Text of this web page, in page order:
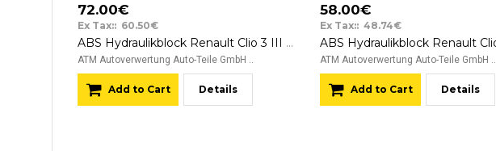
72.00€
Ex Tax:: 60.50€
ABS Hydraulikblock Renault Clio 3 III 0265800559 0265232077 8200747140
ATM Autoverwertung Auto-Teile GmbH ..
Add to Cart Details
58.00€
Ex Tax:: 48.74€
ATM Autoverwertung Auto-Teile GmbH ..
Add to Cart Details